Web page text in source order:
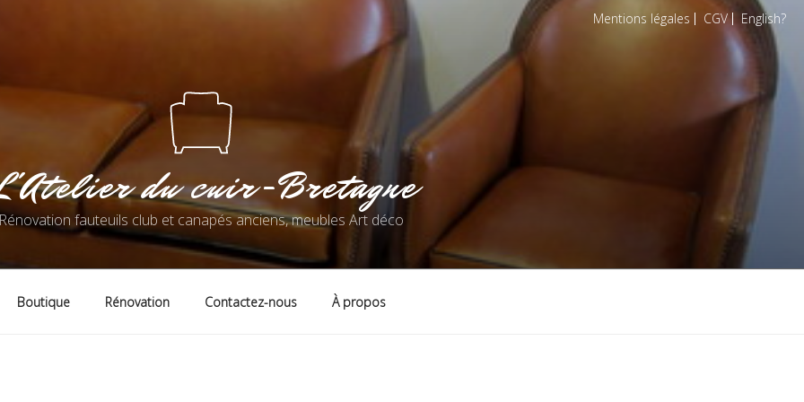
Mentions légales CGV English
du cuir-Bretagne
fauteuils club et canapés anciens, meubles Art déco
Boutique Rénovation Contactez-nous À propos